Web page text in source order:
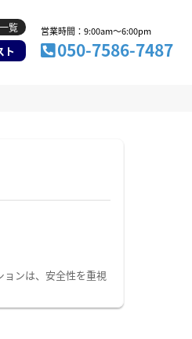
覧
ト
営業時間：9:00am～6:00pm
050-7586-7487
ンは、安全性を重視